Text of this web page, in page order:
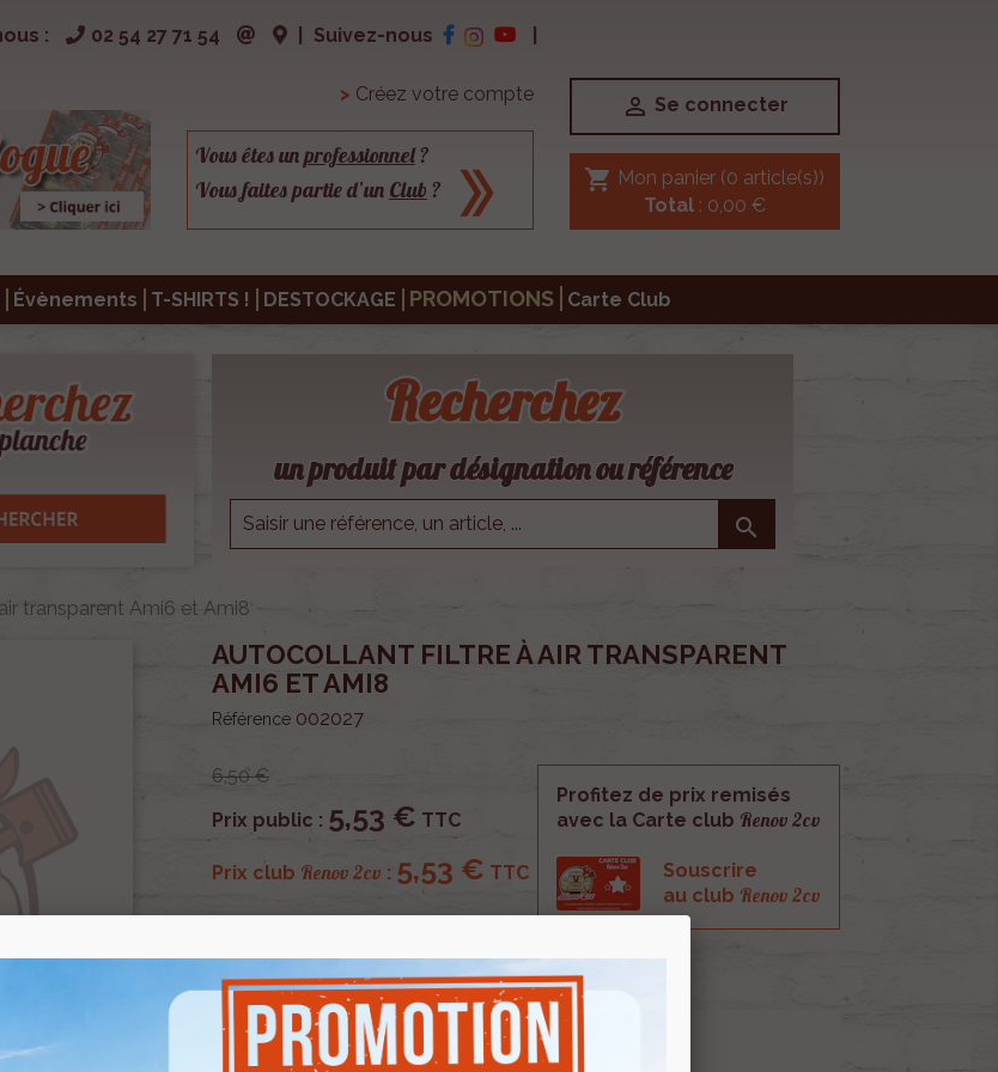
: 02 54 27 71 54 Suivez-nous
> Créez votre compte
Vous êtes unprofessionnel?
Vous faites partie d’un Club ?
 Se connecter
shopping_cart Mon panier (0 article(s))
Total: 0,00 €
Évènements T-SHIRTS ! DESTOCKAGE PROMOTIONS Carte Club
Recherchez
un produit par désignation ou référence

transparent Ami6 et Ami8
AUTOCOLLANT FILTRE À AIR TRANSPARENT
AMI6 ET AMI8
Référence 002027
6,50 €
Prix public : 5,53 € TTC
Prix club Renov 2cv : 5,53 € TTC
Profitez de prix remisés
avec la Carte club Renov 2cv
Souscrire
au club Renov 2cv
Autocollant filtre à air transparent Ami6 et Ami8?.